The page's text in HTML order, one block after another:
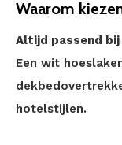
Waarom
Altijd passend
Een wit
hotelstijlen.